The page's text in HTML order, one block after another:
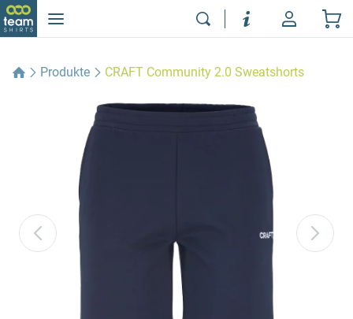
Produkte CRAFT Community 2.0 Sweatshorts